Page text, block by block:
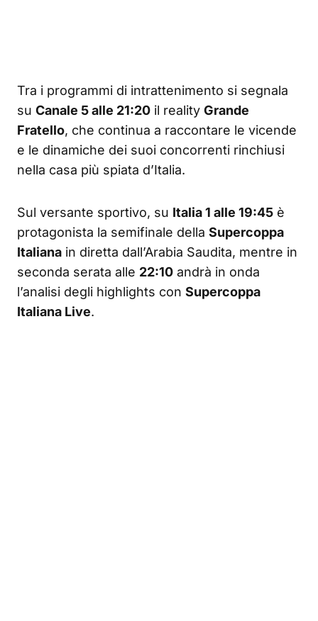
Tra i programmi di intrattenimento si segnala
su Canale 5 alle 21:20 il reality Grande
Fratello, che continua a raccontare le vicende
e le dinamiche dei suoi concorrenti rinchiusi
nella casa più spiata d’Italia.
Sul versante sportivo, su Italia 1 alle 19:45 è
protagonista la semifinale della Supercoppa
Italiana in diretta dall’Arabia Saudita, mentre in
seconda serata alle 22:10 andrà in onda
l’analisi degli highlights con Supercoppa
Italiana Live.